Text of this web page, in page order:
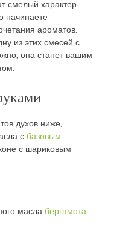
смелый характер
начинаете
ароматов,
из этих смесей с
она станет вашим
духов ниже,
с базовым
с шариковым
масла бергамота